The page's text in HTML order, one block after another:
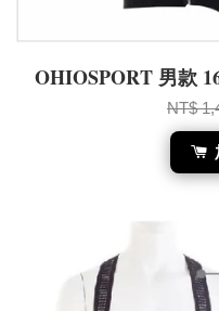
OHIOSPORT 男款
NT$